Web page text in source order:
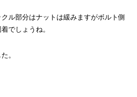
ル部分はナットは緩みますがボルト側
でしょうね。
。